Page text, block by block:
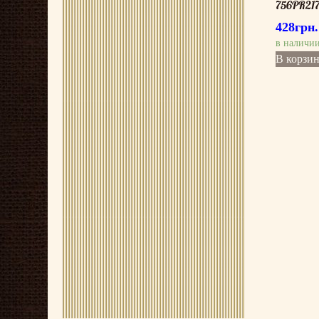
428грн.
в
В